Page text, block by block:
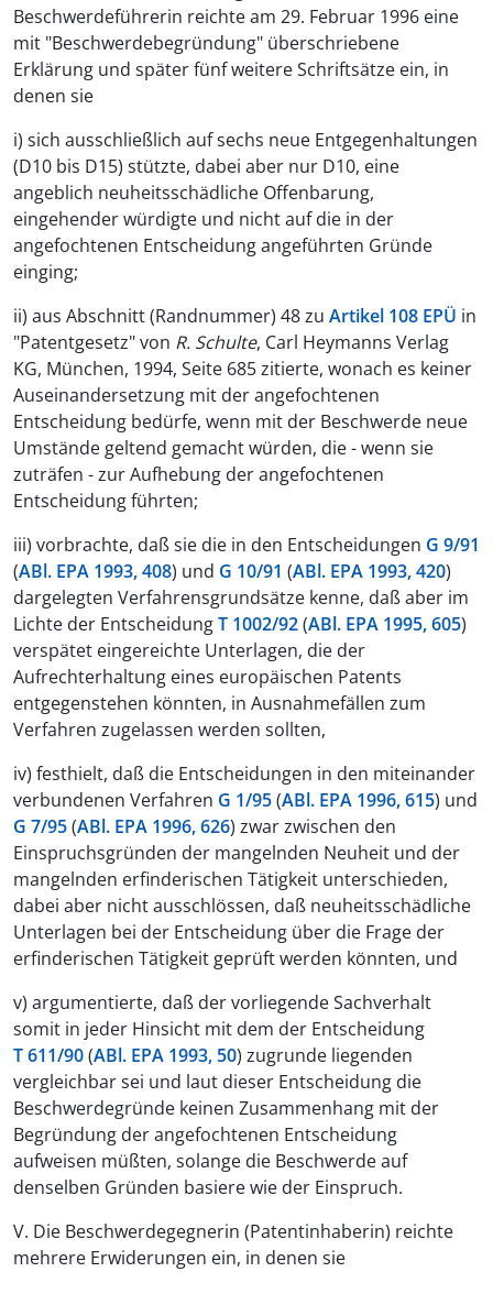
Beschwerdeführerin reichte am 29. Februar 1996 eine
mit "Beschwerdebegründung" überschriebene
Erklärung und später fünf weitere Schriftsätze ein, in
denen sie
i) sich ausschließlich auf sechs neue Entgegenhaltungen
(D10 bis D15) stützte, dabei aber nur D10, eine
angeblich neuheitsschädliche Offenbarung,
eingehender würdigte und nicht auf die in der
angefochtenen Entscheidung angeführten Gründe
einging;
ii) aus Abschnitt (Randnummer) 48 zu Artikel 108 EPÜ in
"Patentgesetz" von R. Schulte, Carl Heymanns Verlag
KG, München, 1994, Seite 685 zitierte, wonach es keiner
Auseinandersetzung mit der angefochtenen
Entscheidung bedürfe, wenn mit der Beschwerde neue
Umstände geltend gemacht würden, die - wenn sie
zuträfen - zur Aufhebung der angefochtenen
Entscheidung führten;
iii) vorbrachte, daß sie die in den Entscheidungen G 9/91
(ABl. EPA 1993, 408) und G 10/91 (ABl. EPA 1993, 420)
dargelegten Verfahrensgrundsätze kenne, daß aber im
Lichte der EntscheidungT 1002/92(ABl. EPA 1995, 605)
verspätet eingereichte Unterlagen, die der
Aufrechterhaltung eines europäischen Patents
entgegenstehen könnten, in Ausnahmefällen zum
Verfahren zugelassen werden sollten,
iv) festhielt, daß die Entscheidungen in den miteinander
verbundenen Verfahren G 1/95(ABl. EPA 1996, 615) und
G 7/95(ABl. EPA 1996, 626) zwar zwischen den
Einspruchsgründen der mangelnden Neuheit und der
mangelnden erfinderischen Tätigkeit unterschieden,
dabei aber nicht ausschlössen, daß neuheitsschädliche
Unterlagen bei der Entscheidung über die Frage der
erfinderischen Tätigkeit geprüft werden könnten, und
v) argumentierte, daß der vorliegende Sachverhalt
somit in jeder Hinsicht mit dem der Entscheidung
T 611/90(ABl. EPA 1993, 50) zugrunde liegenden
vergleichbar sei und laut dieser Entscheidung die
Beschwerdegründe keinen Zusammenhang mit der
Begründung der angefochtenen Entscheidung
aufweisen müßten, solange die Beschwerde auf
denselben Gründen basiere wie der Einspruch.
V. Die Beschwerdegegnerin (Patentinhaberin) reichte
mehrere Erwiderungen ein, in denen sie